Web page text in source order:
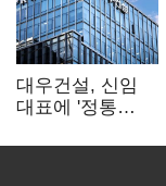
대우건설, 신임
대표에 '정통
부사장 내정